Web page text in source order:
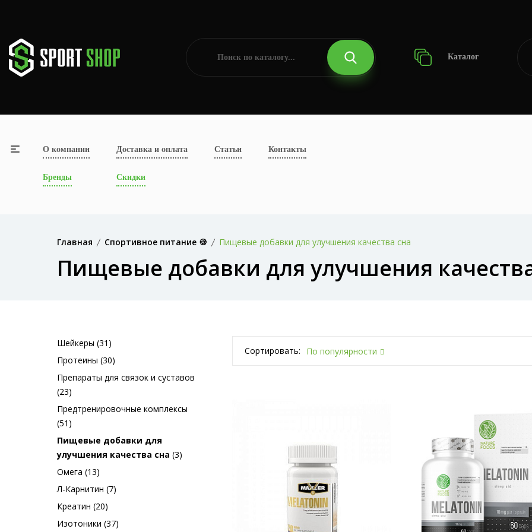
Каталог
О компании Доставка и оплата Статьи Контакты
Бренды Скидки
Главная Спортивное питание 🍪 Пищевые добавки для улучшения качества сна
Пищевые добавки для улучшения
Шейкеры (31)
Протеины (30)
Препараты для связок и суставов
(23)
Предтренировочные комплексы
(51)
Пищевые добавки для
улучшения качества сна (3)
Омега (13)
Л-Карнитин (7)
Креатин (20)
Изотоники (37)
Сортировать: По популярности